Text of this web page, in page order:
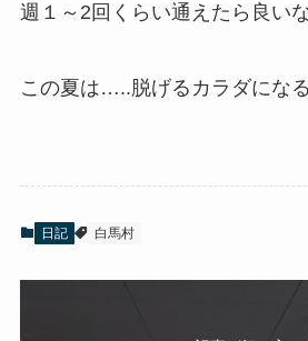
週１～2回くらい通えたら良い
この夏は…..脱げるカラダにな
日記 白馬村